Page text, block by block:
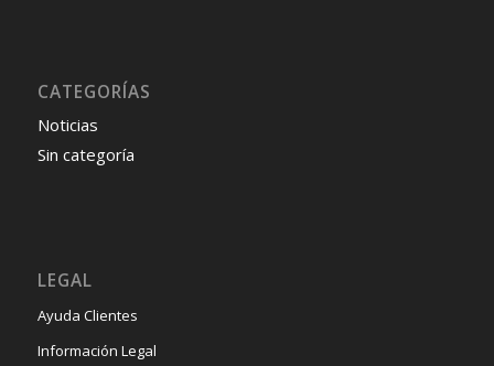
CATEGORÍAS
Noticias
Sin categoría
LEGAL
Ayuda Clientes
Información Legal